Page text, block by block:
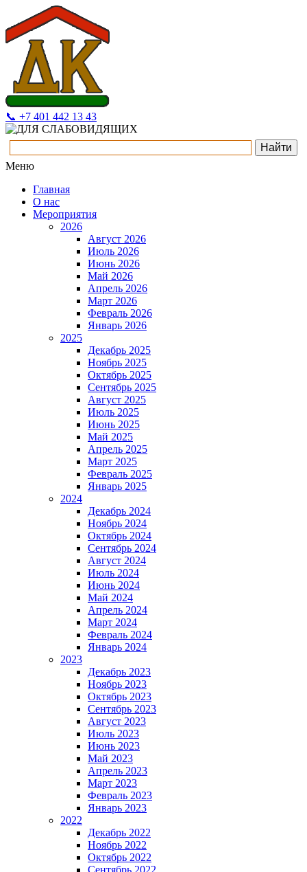
📞 +7 401 442 13 43
Меню
Главная
О нас
Мероприятия
2026
Август 2026
Июль 2026
Июнь 2026
Май 2026
Апрель 2026
Март 2026
Февраль 2026
Январь 2026
2025
Декабрь 2025
Ноябрь 2025
Октябрь 2025
Сентябрь 2025
Август 2025
Июль 2025
Июнь 2025
Май 2025
Апрель 2025
Март 2025
Февраль 2025
Январь 2025
2024
Декабрь 2024
Ноябрь 2024
Октябрь 2024
Сентябрь 2024
Август 2024
Июль 2024
Июнь 2024
Май 2024
Апрель 2024
Март 2024
Февраль 2024
Январь 2024
2023
Декабрь 2023
Ноябрь 2023
Октябрь 2023
Сентябрь 2023
Август 2023
Июль 2023
Июнь 2023
Май 2023
Апрель 2023
Март 2023
Февраль 2023
Январь 2023
2022
Декабрь 2022
Ноябрь 2022
Октябрь 2022
Сентябрь 2022